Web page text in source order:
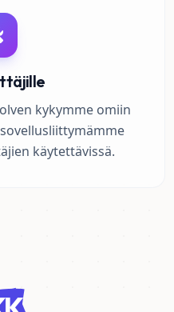
kykymme omiin
käytettävissä.